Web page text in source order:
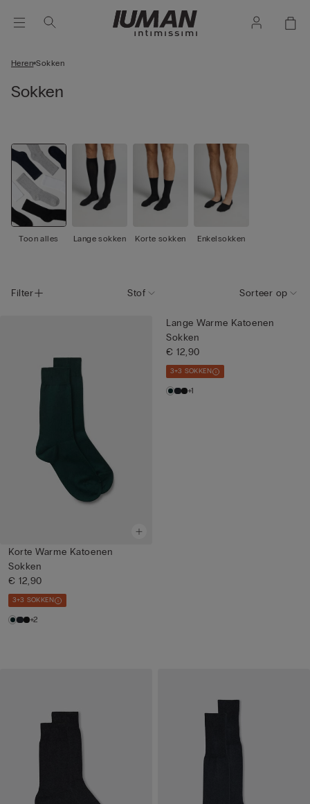
Heren Sokken
Sokken
Toon alles Lange sokken Korte sokken Enkelsokken
Filter Stof Sorteer op
Korte Warme Katoenen
Sokken
€ 12,90
3+3 SOKKEN
+2
Lange Warme Katoenen
Sokken
€ 12,90
3+3 SOKKEN
+1